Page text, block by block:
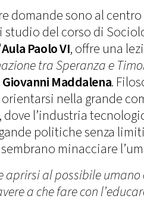
domande sono al
del corso di
Aula Paolo VI, offre una
tra Speranza e
Giovanni Maddalena.
nella grande
l’industria
politiche senza
minacciare
aprirsi al possibile
a che fare con